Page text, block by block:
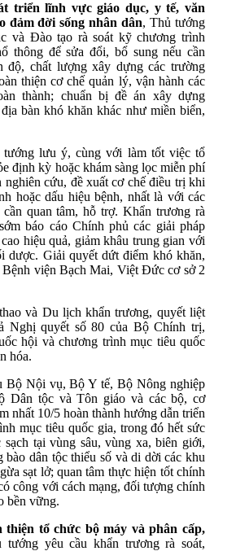
triển lĩnh vực giáo dục, y tế, văn
đảm đời sống nhân dân, Thủ tướng
và Đào tạo rà soát kỹ chương trình
thông để sửa đổi, bổ sung nếu cần
độ, chất lượng xây dựng các trường
thiện cơ chế quản lý, vận hành các
thành; chuẩn bị đề án xây dựng
bàn khó khăn khác như miền biển,
lưu ý, cùng với làm tốt việc tổ
định kỳ hoặc khám sàng lọc miễn phí
nghiên cứu, đề xuất cơ chế điều trị khi
hoặc dấu hiệu bệnh, nhất là với các
quan tâm, hỗ trợ. Khẩn trương rà
báo cáo Chính phủ các giải pháp
hiệu quả, giảm khâu trung gian với
dược. Giải quyết dứt điểm khó khăn,
Bệnh viện Bạch Mai, Việt Đức cơ sở 2
và Du lịch khẩn trương, quyết liệt
Nghị quyết số 80 của Bộ Chính trị,
hội và chương trình mục tiêu quốc
hóa.
Bộ Nội vụ, Bộ Y tế, Bộ Nông nghiệp
Dân tộc và Tôn giáo và các bộ, cơ
nhất 10/5 hoàn thành hướng dẫn triển
mục tiêu quốc gia, trong đó hết sức
tại vùng sâu, vùng xa, biên giới,
bào dân tộc thiểu số và di dời các khu
sạt lở; quan tâm thực hiện tốt chính
công với cách mạng, đối tượng chính
bền vững.
thiện tổ chức bộ máy và phân cấp,
tướng yêu cầu khẩn trương rà soát,